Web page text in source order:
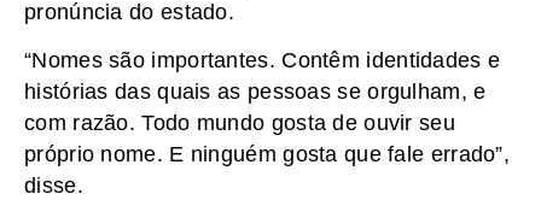
pronúncia do estado.
“Nomes são importantes. Contêm identidades e
histórias das quais as pessoas se orgulham, e
com razão. Todo mundo gosta de ouvir seu
próprio nome. E ninguém gosta que fale errado”,
disse.